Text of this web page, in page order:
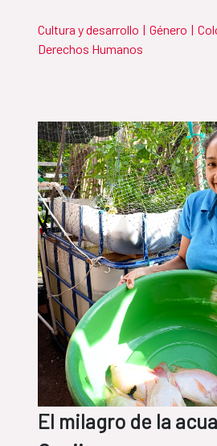
Cultura y desarrollo | Género |
Derechos Humanos
El milagro de la